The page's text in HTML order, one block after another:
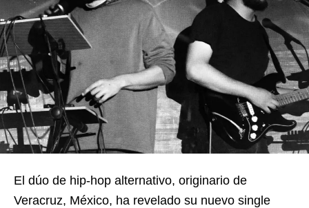
El dúo de hip-hop alternativo, originario de
Veracruz, México, ha revelado su nuevo single